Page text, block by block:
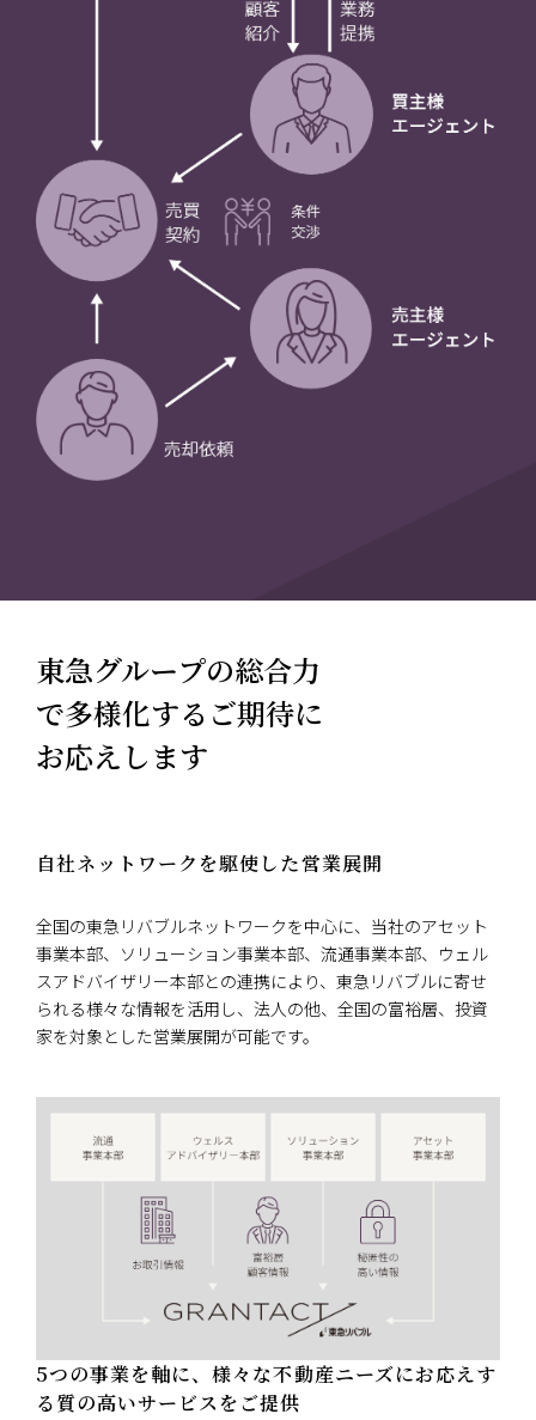
東急グループの総合力
で多様化するご期待に
お応えします
自社ネットワークを駆使した営業展開
全国の東急リバブルネットワークを中心に、当社のアセット
事業本部、ソリューション事業本部、流通事業本部、ウェル
スアドバイザリー本部との連携により、東急リバブルに寄せ
られる様々な情報を活用し、法人の他、全国の富裕層、投資
家を対象とした営業展開が可能です。
5つの事業を軸に、様々な不動産ニーズにお応えす
る質の高いサービスをご提供